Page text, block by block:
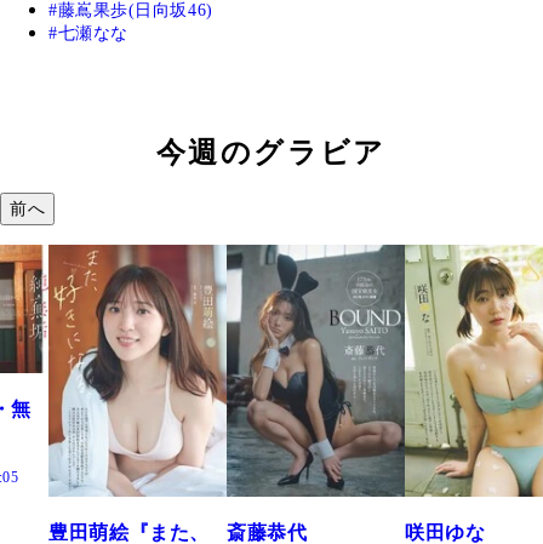
藤嶌果歩(日向坂46)
七瀬なな
今週のグラビア
前へ
斎藤恭代
咲田ゆな
藤水咲桜『花